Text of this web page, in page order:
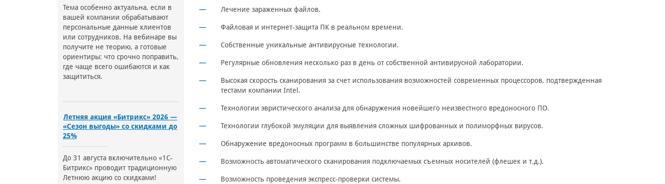
Тема особенно актуальна, если в
вашей компании обрабатывают
персональные данные клиентов
или сотрудников. На вебинаре вы
получите не теорию, а готовые
ориентиры: что срочно поправить,
где чаще всего ошибаются и как
защититься.
Летняя акция «Битрикс» 2026 —
«Сезон выгоды» со скидками до
25%
До 31 августа включительно «1С-
Битрикс» проводит традиционную
Летнюю акцию со скидками!
Лечение зараженных файлов.
Файловая и интернет-защита ПК в реальном времени.
Собственные уникальные антивирусные технологии.
Регулярные обновления несколько раз в день от собственной антивирусной лаборатории.
Высокая скорость сканирования за счет использования возможностей современных процессоров, подтвержденная
тестами компании Intel.
Технологии эвристического анализа для обнаружения новейшего неизвестного вредоносного ПО.
Технологии глубокой эмуляции для выявления сложных шифрованных и полиморфных вирусов.
Обнаружение вредоносных программ в большинстве популярных архивов.
Возможность автоматического сканирования подключаемых съемных носителей (флешек и т.д.).
Возможность проведения экспресс-проверки системы.